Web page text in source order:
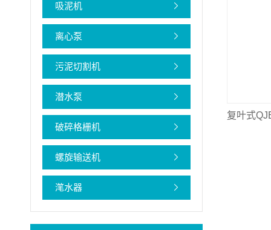
吸泥机
离心泵
污泥切割机
潜水泵
破碎格栅机
螺旋输送机
滗水器
复叶式